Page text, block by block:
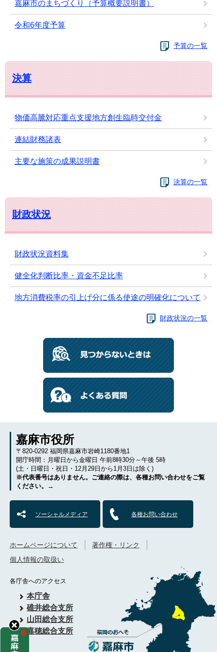
嘉麻市のまちづくり（予算概要説明書）
令和6年度予算
予算の一覧
決算
物価高騰対応重点支援地方創生臨時交付金
連結財務諸表
主要な施策の成果説明書
決算の一覧
財政状況
財政状況資料集
健全化判断比率・資金不足比率
地方消費税率の引上げ分に係る使途の明確化について
財政状況の一覧
嘉麻市役所
〒820-0292 福岡県嘉麻市岩崎1180番地1
開庁時間：月曜日から金曜日 午前8時30分～午後 5時
(土・日曜日・祝日・12月29日から1月3日は除く)
※代表番号はありません。ご連絡の際は、各種お問い合わせをご覧
ください。→
ソーシャルメディア 各種お問い合わせ
各庁舎へのアクセス
本庁舎
碓井総合支所
山田総合支所
嘉穂総合支所
ホームページについて
著作権・リンク
個人情報の取扱い